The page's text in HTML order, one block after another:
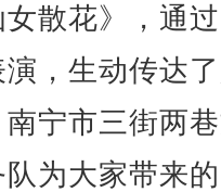
散花》，通
，生动传达
宁市三街两
为大家带来